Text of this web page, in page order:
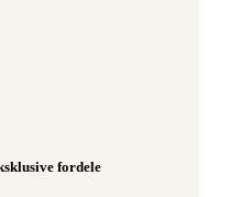
fordele